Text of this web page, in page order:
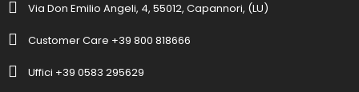
Via Don Emilio Angeli, 4, 55012, Capannori, (LU)
Customer Care +39 800 818666
Uffici +39 0583 295629